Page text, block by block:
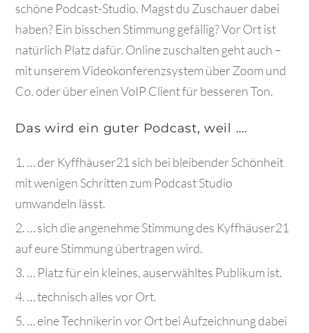
schöne Podcast-Studio. Magst du Zuschauer dabei
haben? Ein bisschen Stimmung gefällig? Vor Ort ist
natürlich Platz dafür. Online zuschalten geht auch –
mit unserem Videokonferenzsystem über Zoom und
Co. oder über einen VoIP Client für besseren Ton.
Das wird ein guter Podcast, weil ….
… der Kyffhäuser21 sich bei bleibender Schönheit
mit wenigen Schritten zum Podcast Studio
umwandeln lässt.
… sich die angenehme Stimmung des Kyffhäuser21
auf eure Stimmung übertragen wird.
… Platz für ein kleines, auserwähltes Publikum ist.
… technisch alles vor Ort.
… eine Technikerin vor Ort bei Aufzeichnung dabei